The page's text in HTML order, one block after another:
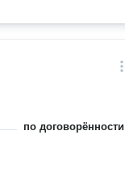
по договорённости